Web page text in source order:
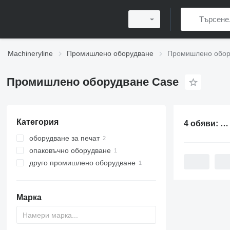
Machineryline Промишлено оборудване Промишлено
Промишлено оборудване Case
Категория
оборудване за печат
оборудване за постпечат
машини за подвързване
опаковъчно оборудване
машини за затваряне на кашони
друго промишлено оборудване
Марка
4 обяви: